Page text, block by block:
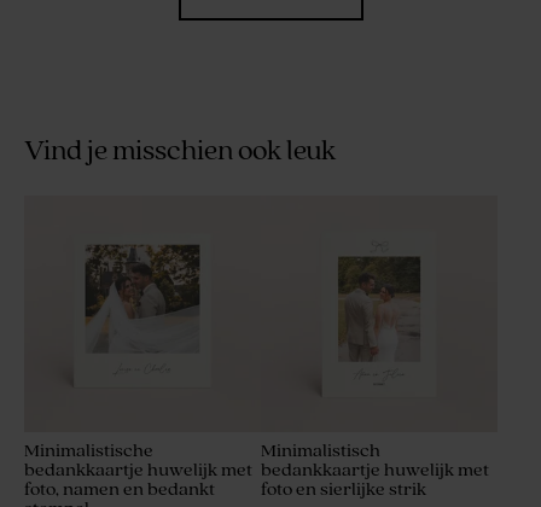
Rond velvet traktatiedoosje
Set van 12 bedankjes met
Vind je misschien ook leuk
Minimalistische
bedankkaartje huwelijk met
foto, namen en bedankt
Minimalistisch
bedankkaartje huwelijk met
foto en sierlijke strik